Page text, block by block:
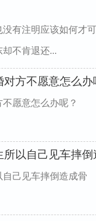
有注明应该如何才
不肯退还...
方不愿意怎么办
愿意怎么办呢？
以自己见车摔倒
己见车摔倒造成骨